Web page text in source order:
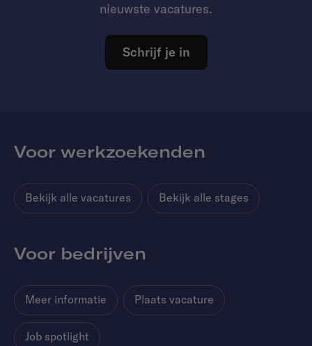
nieuwste vacatures.
Schrijf je in
Voor werkzoekenden
Bekijk alle vacatures Bekijk alle stages
Voor bedrijven
Meer informatie Plaats vacature
Job spotlight